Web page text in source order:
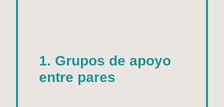
1. Grupos de apoyo
entre pares